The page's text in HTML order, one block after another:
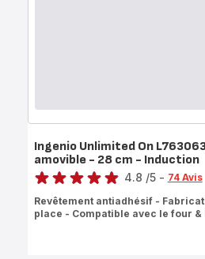
Ingenio Unlimited On
amovible - 28 cm - Induction
Note
4.8 /5 - 74 Avis
Revêtement antiadhésif -
place - Compatible avec le four